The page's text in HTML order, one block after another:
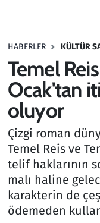
HABERLER KÜLTÜR
Temel
Ocak'tan
oluyor
Çizgi roman
Temel Reis ve
telif haklarının
malı haline
karakterin de
ödemeden
Haber
Kültür Sanat
Kurumsal
Lezzet Durağı
Memur ve
Otomobil